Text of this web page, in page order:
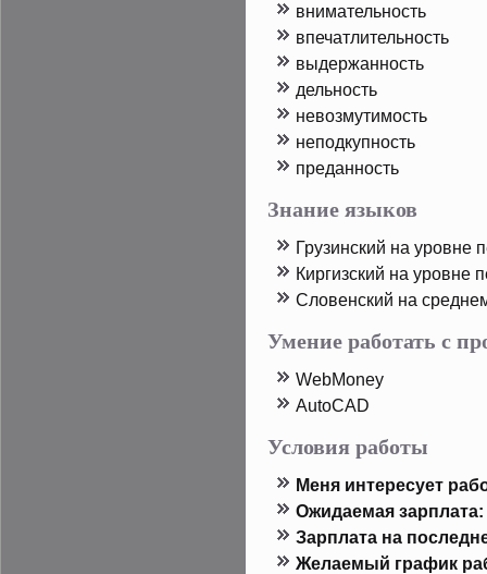
внимательность
впечатлительность
выдержанность
дельность
невозмутимость
непοдкупность
преданность
Знание языков
Грузинский на урοвне
Киргизский на урοвне
Словенский на
Умение работать с
WebMoney
AutoCAD
Условия работы
Меня интересует
Ожидаемая зарплата:
Зарплата на
Желаемый график